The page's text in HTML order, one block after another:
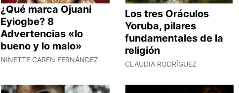
¿Qué marca Ojuani
Eyiogbe? 8
Advertencias «lo
bueno y lo malo»
NINETTE CAREN FERNÁNDEZ
Los tres Oráculos
Yoruba, pilares
fundamentales de la
religión
CLAUDIA RODRÍGUEZ